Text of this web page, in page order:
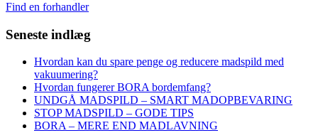
Find en forhandler
Seneste indlæg
Hvordan kan du spare penge og reducere madspild med
vakuumering?
Hvordan fungerer BORA bordemfang?
UNDGÅ MADSPILD – SMART MADOPBEVARING
STOP MADSPILD – GODE TIPS
BORA – MERE END MADLAVNING